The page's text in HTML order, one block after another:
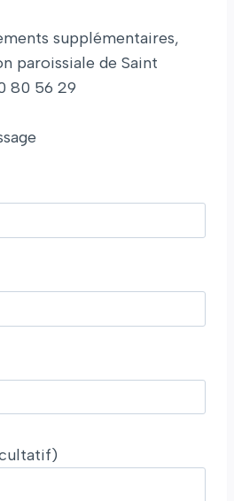
supplémentaires,
paroissiale de Saint
80 56 29